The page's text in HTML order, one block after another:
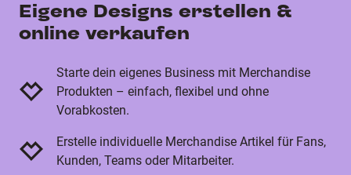
Eigene Designs erstellen &
online verkaufen
Starte dein eigenes Business mit Merchandise
Produkten – einfach, flexibel und ohne
Vorabkosten.
Erstelle individuelle Merchandise Artikel für Fans,
Kunden, Teams oder Mitarbeiter.